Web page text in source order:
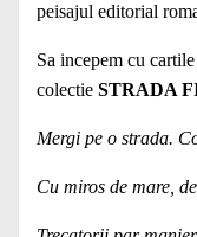
peisajul editorial
Sa incepem cu
colectie STRADA
Mergi pe o strada.
Cu miros de mare,